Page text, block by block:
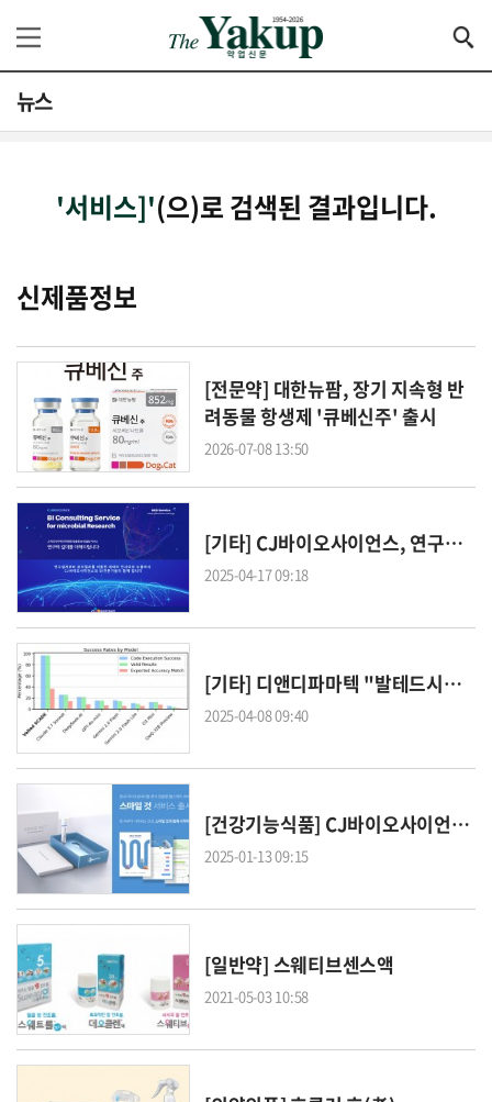
뉴스
'서비스]'(으)로 검색된 결과입니다.
신제품정보
[전문약] 대한뉴팜, 장기 지속형 반
려동물 항생제 '큐베신주' 출시
2026-07-08 13:50
[기타] CJ바이오사이언스, 연구자 맞춤형 '생명정보학 컨설팅 서비스' 출시
2025-04-17 09:18
[기타] 디앤디파마텍 "발테드시퀀싱, AI 단일세포 유전자분석 플랫폼 'SCADE' 출시"
2025-04-08 09:40
[건강기능식품] CJ바이오사이언스, 장내 마이크로바이옴 분석 ‘스마일 것’ 론칭
2025-01-13 09:15
[일반약] 스웨티브센스액
2021-05-03 10:58